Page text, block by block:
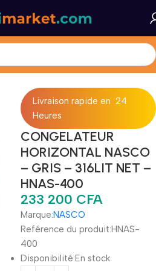
Électromenager Congélateur
Livraison rapide en 24
Heures
CONGELATEUR
HORIZONTAL NASCO
– GRIS – 316LIT NET –
HNAS-400
233 200 CFA
Marque:NASCO
Reférence du produit:HNAS-
400
Disponibilité:En stock